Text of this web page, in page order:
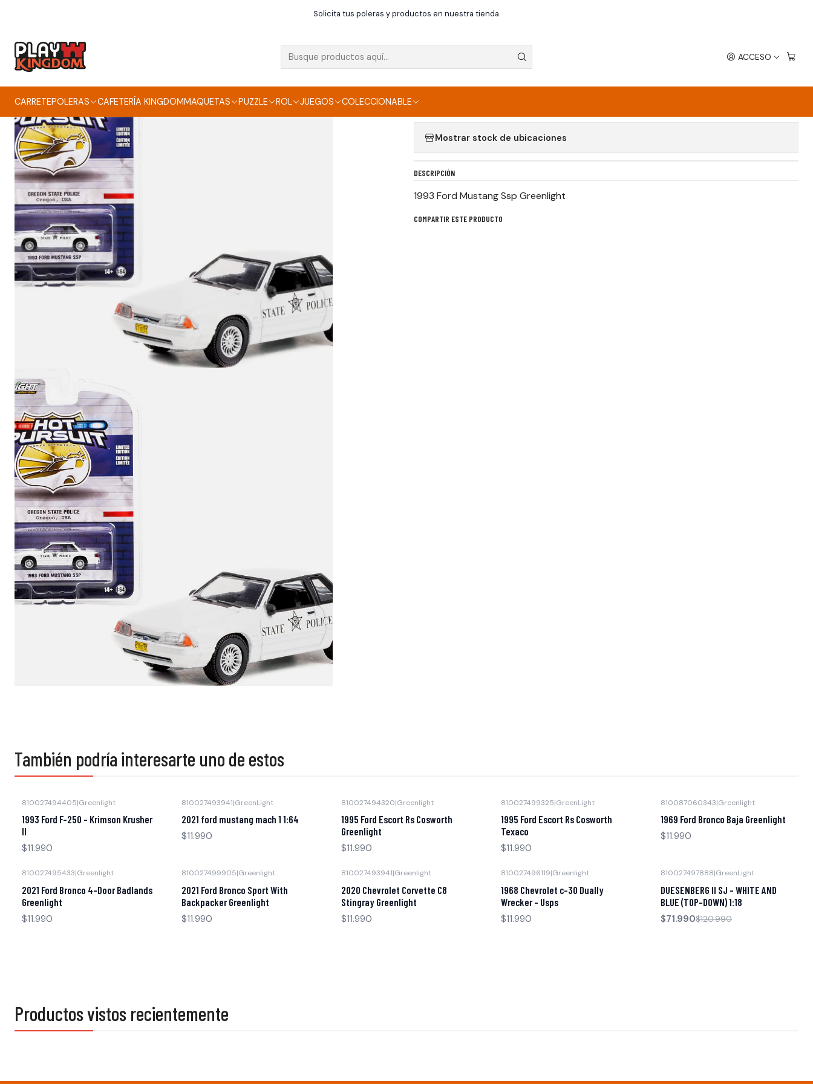
ACCESO
CARRETEPOLERAS CAFETERÍA KINGDOMMAQUETAS PUZZLE ROL JUEGOS COLECCIONABLE
Solicita tus poleras y productos en nuestra tienda.
Inicio Die Cast 1993 Ford Mustang Ssp Greenlight
1993 FORD MUSTANG SSP GREENLIGHT
Mostrar stock de ubicaciones
DESCRIPCIÓN
1993 Ford Mustang Ssp Greenlight
COMPARTIR ESTE PRODUCTO
También podría interesarte uno de estos
810027494405|Greenlight
1993 Ford F-250 - Krimson Krusher
II
$11.990
810027493941|GreenLight
2021 ford mustang mach 1 1:64
$11.990
810027494320|Greenlight
1995 Ford Escort Rs Cosworth
Greenlight
$11.990
810027499325|GreenLight
1995 Ford Escort Rs Cosworth
Texaco
$11.990
810087060343|Greenlight
1969 Ford Bronco Baja Greenlight
$11.990
810027495433|Greenlight
2021 Ford Bronco 4-Door Badlands
Greenlight
$11.990
810027499905|Greenlight
2021 Ford Bronco Sport With
Backpacker Greenlight
$11.990
810027493941|Greenlight
2020 Chevrolet Corvette C8
Stingray Greenlight
$11.990
810027496119|Greenlight
1968 Chevrolet c-30 Dually
Wrecker - Usps
$11.990
810027497888|GreenLight
DUESENBERG II SJ - WHITE AND
BLUE (TOP-DOWN) 1:18
$71.990$120.990
Productos vistos recientemente